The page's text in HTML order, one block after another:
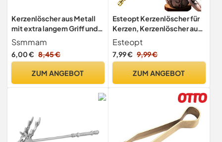
Kerzenlöscher aus Metall
mit extra langem Griff und
Kerzendochtlöscher und -
hülsen, Zubehör für
Heimdekoration
Ssmmam
6,00 € 8,45 €
ZUM ANGEBOT
Esteopt Kerzenlöscher für
Kerzen, Kerzenlöscher aus
Edelstahl, Kerzenlöscher
mit langem Griff und
Geschenkbox Verpackung
(Gold)
Esteopt
7,99 € 9,99 €
ZUM ANGEBOT